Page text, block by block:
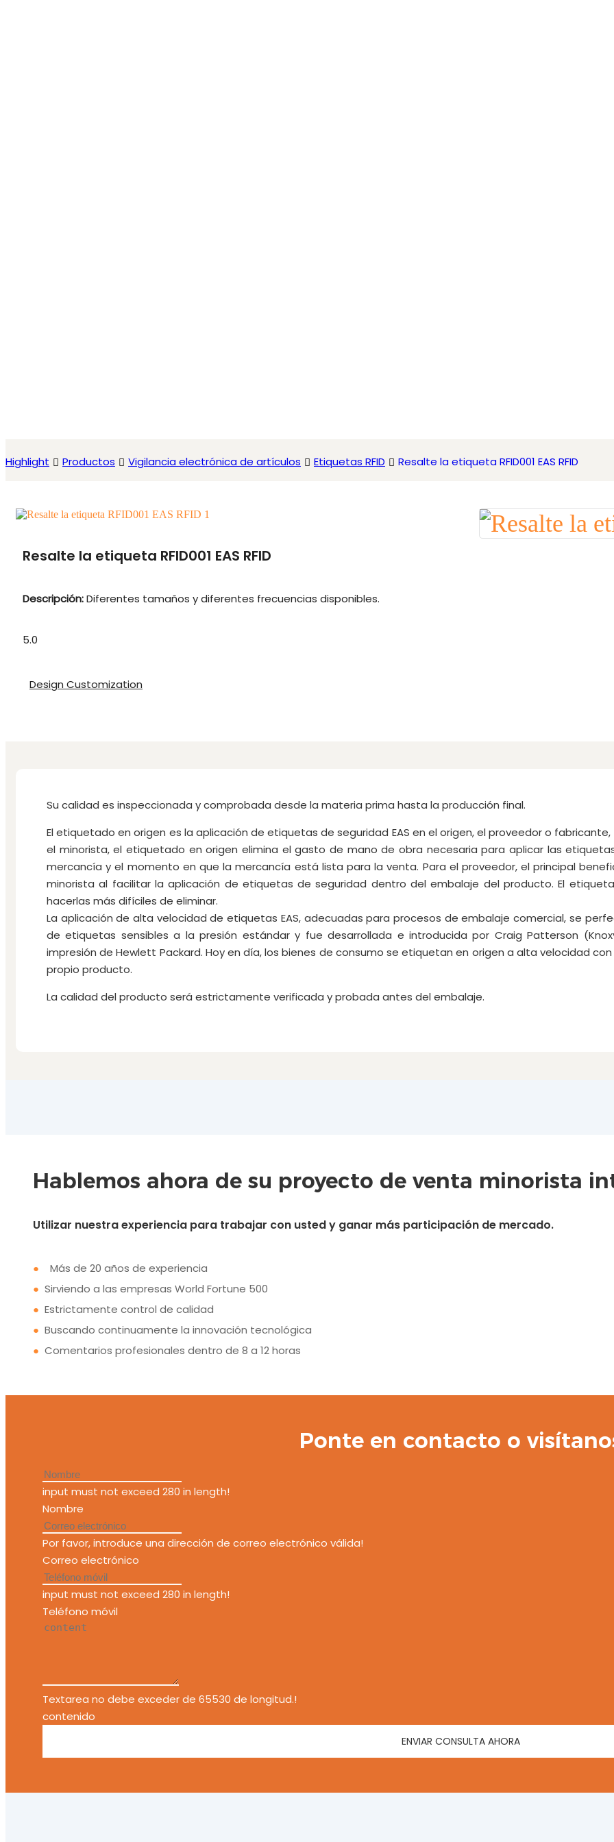
Highlight Productos Vigilancia electrónica de artículos Etiquetas RFID Resalte la etiqueta RFID001 EAS RFID
Resalte la etiqueta RFID001 EAS RFID
Descripción:Diferentes tamaños y diferentes frecuencias disponibles.
5.0
Design Customization
Su calidad es inspeccionada y comprobada desde la materia prima hasta la producción final.
El etiquetado en origen es la aplicación de etiquetas de seguridad EAS en el origen, el proveedor o
el minorista, el etiquetado en origen elimina el gasto de mano de obra necesaria para aplicar las
mercancía y el momento en que la mercancía está lista para la venta. Para el proveedor, el principal
minorista al facilitar la aplicación de etiquetas de seguridad dentro del embalaje del producto. El
hacerlas más difíciles de eliminar.
La aplicación de alta velocidad de etiquetas EAS, adecuadas para procesos de embalaje comercial, se
de etiquetas sensibles a la presión estándar y fue desarrollada e introducida por Craig Patterson
impresión de Hewlett Packard. Hoy en día, los bienes de consumo se etiquetan en origen a alta velocidad
propio producto.
La calidad del producto será estrictamente verificada y probada antes del embalaje.
Hablemos ahora de su proyecto de venta minorista
Utilizar nuestra experiencia para trabajar con usted y ganar más participación de mercado.
●
Más de 20 años de experiencia
●Sirviendo a las empresas World Fortune 500
●Estrictamente control de calidad
●Buscando continuamente la innovación tecnológica
●Comentarios profesionales dentro de 8 a 12 horas
Ponte en contacto o
input must not exceed 280 in length!
Nombre
Por favor, introduce una dirección de correo electrónico válida!
Correo electrónico
input must not exceed 280 in length!
Teléfono móvil
Textarea no debe exceder de 65530 de longitud.!
contenido
ENVIAR CONSULTA AHORA